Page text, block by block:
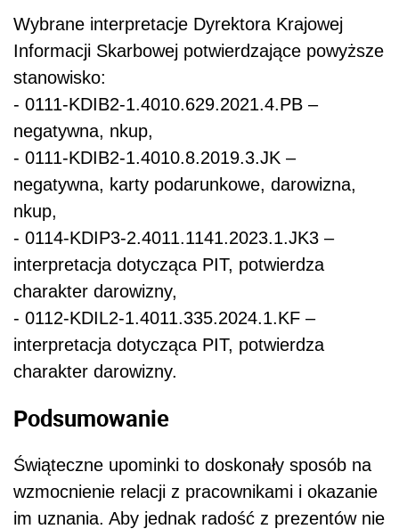
Wybrane interpretacje Dyrektora Krajowej
Informacji Skarbowej potwierdzające powyższe
stanowisko:
- 0111-KDIB2-1.4010.629.2021.4.PB –
negatywna, nkup,
- 0111-KDIB2-1.4010.8.2019.3.JK –
negatywna, karty podarunkowe, darowizna,
nkup,
- 0114-KDIP3-2.4011.1141.2023.1.JK3 –
interpretacja dotycząca PIT, potwierdza
charakter darowizny,
- 0112-KDIL2-1.4011.335.2024.1.KF –
interpretacja dotycząca PIT, potwierdza
charakter darowizny.
Podsumowanie
Świąteczne upominki to doskonały sposób na
wzmocnienie relacji z pracownikami i okazanie
im uznania. Aby jednak radość z prezentów nie